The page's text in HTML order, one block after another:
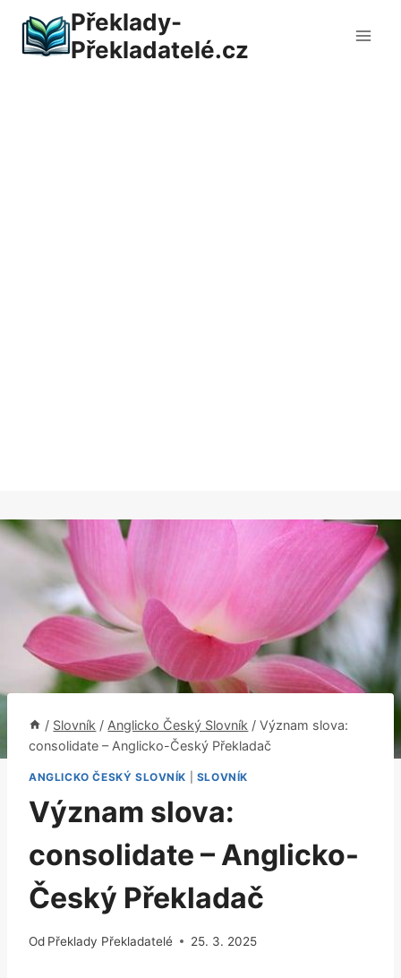
obsah
Překlady-
Překladatelé.cz
/ Slovník / Anglicko Český Slovník / Význam slova:
consolidate – Anglicko-Český Překladač
ANGLICKO ČESKÝ SLOVNÍK SLOVNÍK
Význam slova:
consolidate – Anglicko-
Český Překladač
Od Překlady Překladatelé 25. 3. 2025